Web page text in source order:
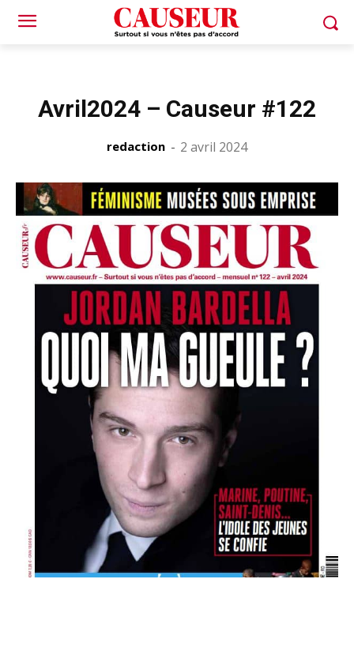
Avril2024 – Causeur #122
redaction - 2 avril 2024